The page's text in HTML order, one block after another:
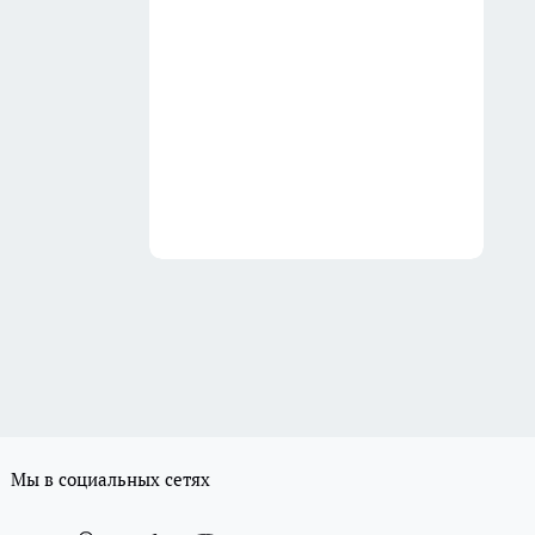
Мы в социальных сетях